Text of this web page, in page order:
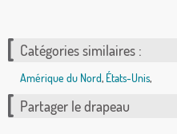
Catégories similaires :
Amérique du Nord, États-Unis,
Partager le drapeau